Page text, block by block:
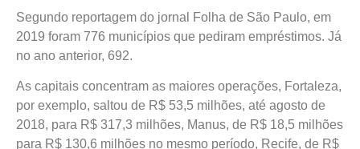
Segundo reportagem do jornal Folha de São Paulo, em
2019 foram 776 municípios que pediram empréstimos. Já
no ano anterior, 692.
As capitais concentram as maiores operações, Fortaleza,
por exemplo, saltou de R$ 53,5 milhões, até agosto de
2018, para R$ 317,3 milhões, Manus, de R$ 18,5 milhões
para R$ 130,6 milhões no mesmo período, Recife, de R$